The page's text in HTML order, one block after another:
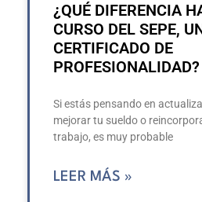
¿QUÉ DIFERENCIA
CURSO DEL SEPE,
CERTIFICADO DE
PROFESIONALIDAD?
Si estás pensando en
mejorar tu sueldo o
trabajo, es muy probable
LEER MÁS »